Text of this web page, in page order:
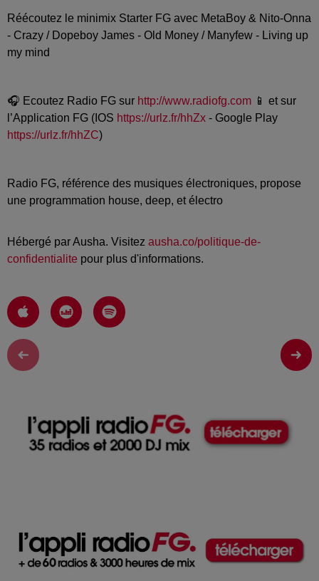
Réécoutez le minimix Starter FG avec MetaBoy & Nito-Onna
- Crazy / Dopeboy James - Old Money / Manyfew - Living up
my mind
🎧 Ecoutez Radio FG sur http://www.radiofg.com 📱 et sur
l’Application FG (IOS https://urlz.fr/hhZx - Google Play
https://urlz.fr/hhZC)
Radio FG, référence des musiques électroniques, propose
une programmation house, deep, et électro
Hébergé par Ausha. Visitez ausha.co/politique-de-
confidentialite pour plus d'informations.